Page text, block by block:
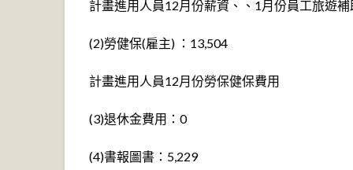
計畫進用人員12月份薪資、、1月份員工旅遊補
(2)勞健保(雇主) ：13,504
計畫進用人員12月份勞保健保費用
(3)退休金費用：0
(4)書報圖書：5,229